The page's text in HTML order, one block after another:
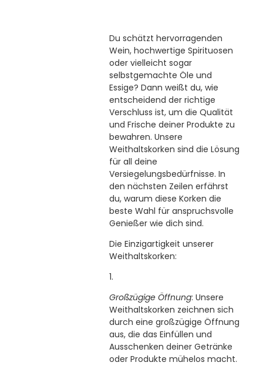
Du schätzt hervorragenden
Wein, hochwertige Spirituosen
oder vielleicht sogar
selbstgemachte Öle und
Essige? Dann weißt du, wie
entscheidend der richtige
Verschluss ist, um die Qualität
und Frische deiner Produkte zu
bewahren. Unsere
Weithaltskorken sind die Lösung
für all deine
Versiegelungsbedürfnisse. In
den nächsten Zeilen erfährst
du, warum diese Korken die
beste Wahl für anspruchsvolle
Genießer wie dich sind.
Die Einzigartigkeit unserer
Weithaltskorken:
Großzügige Öffnung: Unsere
Weithaltskorken zeichnen sich
durch eine großzügige Öffnung
aus, die das Einfüllen und
Ausschenken deiner Getränke
oder Produkte mühelos macht.